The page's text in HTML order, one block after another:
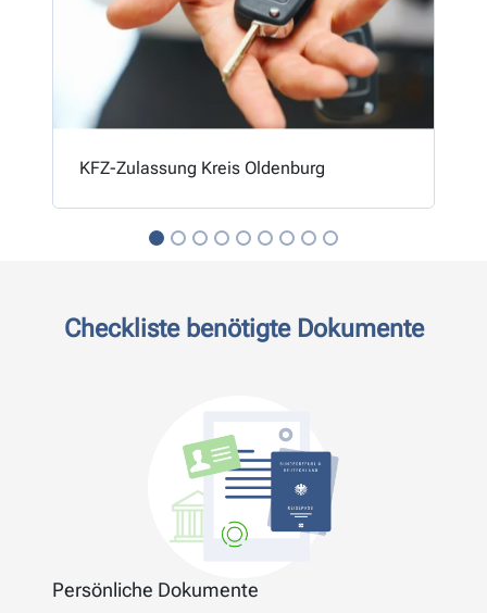
KFZ-Zulassung Kreis Oldenburg
Checkliste benötigte Dokumente
Persönliche Dokumente